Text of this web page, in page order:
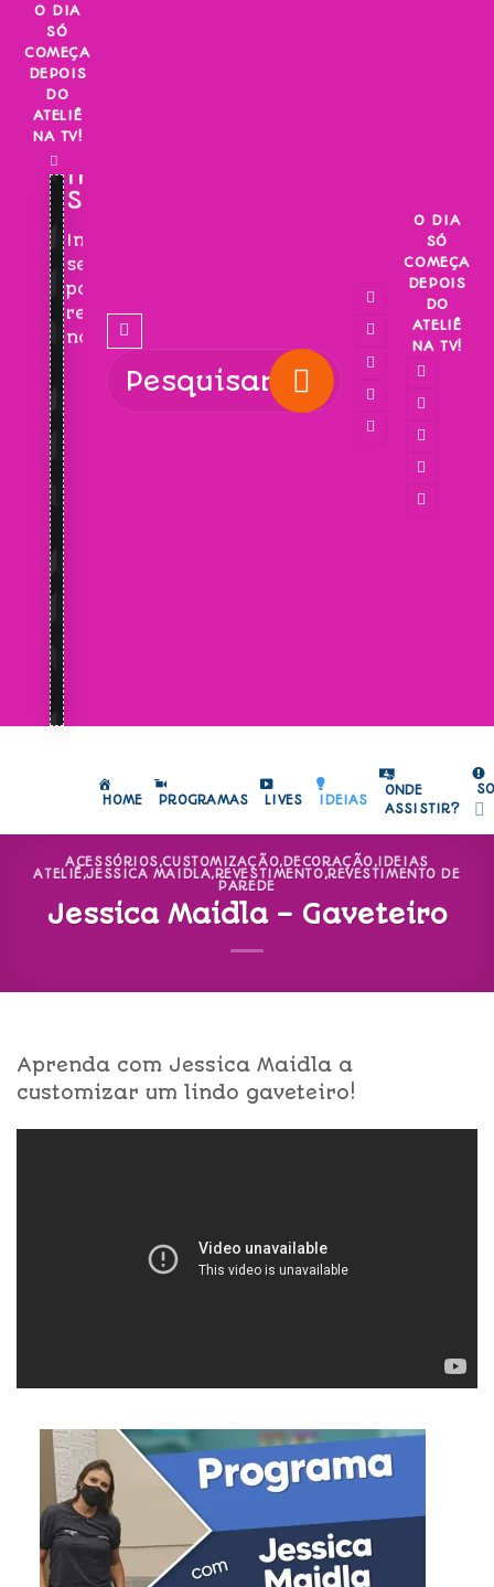
Skip
content
O DIA
SÓ
COMEÇA
DEPOIS
DO
ATELIÊ
NA TV!
INSCREVA-
SE!
Inscreva-
se
para
receber
novidades!
O DIA
SÓ
COMEÇA
DEPOIS
DO
ATELIÊ
NA TV!
HOME PROGRAMAS LIVES IDEIAS
ONDE
ASSISTIR?
ACESSÓRIOS,CUSTOMIZAÇÃO,DECORAÇÃO, IDEIAS
ATELIÊ,JESSICA MAIDLA,REVESTIMENTO,REVESTIMENTO DE
PAREDE
Jessica Maidla – Gaveteiro
Aprenda com Jessica Maidla a
customizar um lindo gaveteiro!